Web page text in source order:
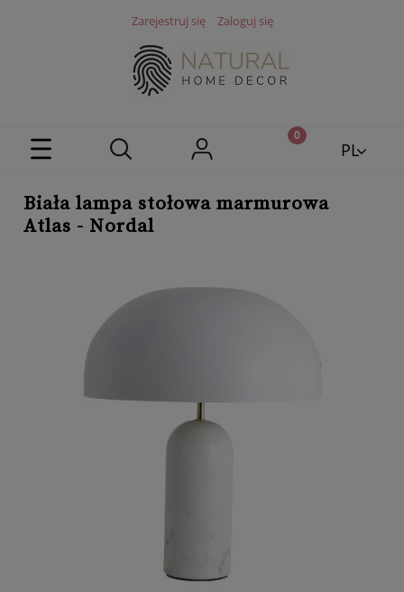
Zarejestruj się Zaloguj się
PL
Biała lampa stołowa marmurowa
Atlas - Nordal